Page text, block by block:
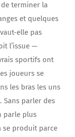
terminer la
et quelques
elle pas
l’issue —
sportifs ont
joueurs se
les bras les uns
Sans parler des
parle plus
se produit parce